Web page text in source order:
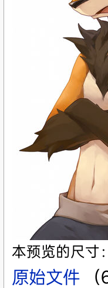
本预览的尺寸：
原始文件‎